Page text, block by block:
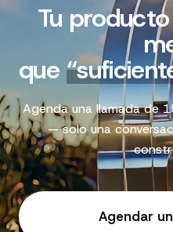
Tu
que“
Agenda una llamada de
— solo una
Agendar